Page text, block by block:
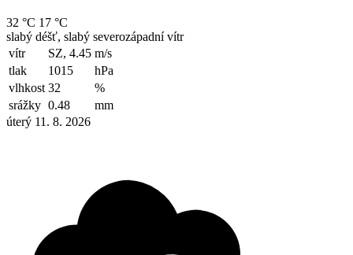
32 °C 17 °C
slabý déšť, slabý severozápadní vítr
vítr
SZ, 4.45 m/s
tlak
1015
hPa
vlhkost 32
%
srážky 0.48
mm
úterý 11. 8. 2026